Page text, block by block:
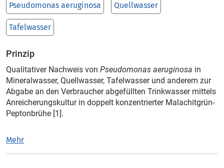
Pseudomonas aeruginosa Quellwasser
Tafelwasser
Prinzip
Qualitativer Nachweis von Pseudomonas aeruginosa in
Mineralwasser, Quellwasser, Tafelwasser und anderem zur
Abgabe an den Verbraucher abgefüllten Trinkwasser mittels
Anreicherungskultur in doppelt konzentrierter Malachitgrün-
Peptonbrühe [1].
Mehr